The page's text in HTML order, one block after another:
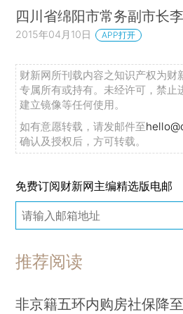
四川省绵阳市常务副市长
2015年04月10日 APP打开
财新网所刊载内容之知识产权为财
专属所有或持有。未经许可，禁止
建立镜像等任何使用。
如有意愿转载，请发邮件至
确认及授权后，方可转载。
免费订阅财新网主编精选版电邮
推荐阅读
非京籍五环内购房社保降